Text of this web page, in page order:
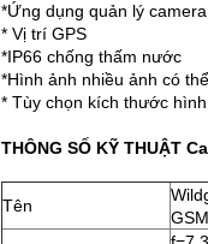
*Ứng dụng quản lý
* Vị trí GPS
*IP66 chống thấm nước
*Hình ảnh nhiều ảnh có
* Tùy chọn kích thước
THÔNG SỐ KỸ THUẬT
Tên